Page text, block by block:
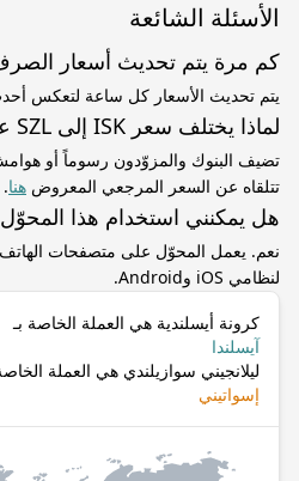
الأسئلة الشائعة
كم مرة يتم تحديث أسعار
يتم تحديث الأسعار كل ساعة لتعكس
لماذا يختلف سعر ISK إلى SZL عن سعر البنك؟
تضيف البنوك والمزوّدون رسوماً أو
تتلقاه عن السعر المرجعي المعروض هنا.
هل يمكنني استخدام هذا
نعم. يعمل المحوّل على متصفحات
لنظامي iOS وAndroid.
كرونة أيسلندية هي العملة الخاصة بـ
آيسلندا
ليلانجيني سوازيلندي هي العملة
إسواتيني